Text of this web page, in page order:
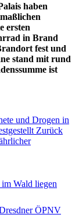
haben
ersten
in Brand
fest und
stand mit rund
ist
und Drogen in
Zurück
Wald liegen
ÖPNV